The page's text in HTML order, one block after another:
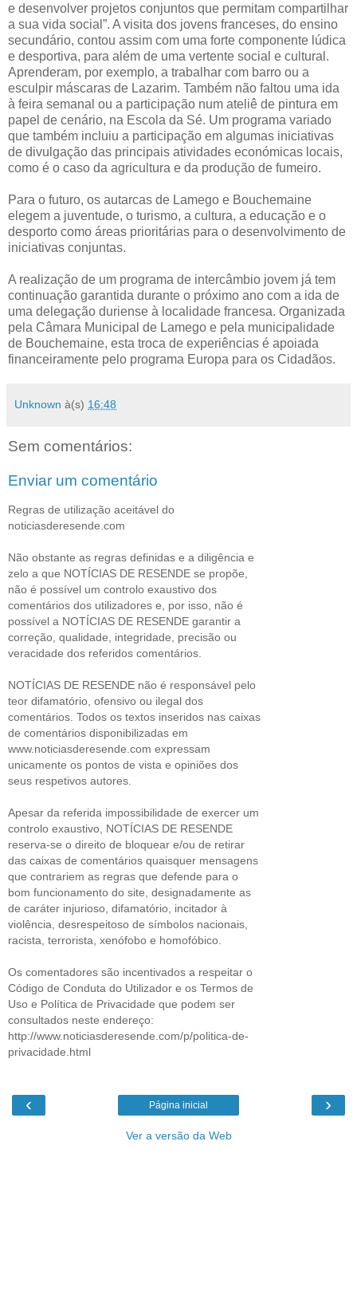
e desenvolver projetos conjuntos que permitam compartilhar
a sua vida social”. A visita dos jovens franceses, do ensino
secundário, contou assim com uma forte componente lúdica
e desportiva, para além de uma vertente social e cultural.
Aprenderam, por exemplo, a trabalhar com barro ou a
esculpir máscaras de Lazarim. Também não faltou uma ida
à feira semanal ou a participação num ateliê de pintura em
papel de cenário, na Escola da Sé. Um programa variado
que também incluiu a participação em algumas iniciativas
de divulgação das principais atividades económicas locais,
como é o caso da agricultura e da produção de fumeiro.
Para o futuro, os autarcas de Lamego e Bouchemaine
elegem a juventude, o turismo, a cultura, a educação e o
desporto como áreas prioritárias para o desenvolvimento de
iniciativas conjuntas.
A realização de um programa de intercâmbio jovem já tem
continuação garantida durante o próximo ano com a ida de
uma delegação duriense à localidade francesa. Organizada
pela Câmara Municipal de Lamego e pela municipalidade
de Bouchemaine, esta troca de experiências é apoiada
financeiramente pelo programa Europa para os Cidadãos.
Unknown à(s) 16:48
Sem comentários:
Enviar um comentário
Regras de utilização aceitável do
noticiasderesende.com
Não obstante as regras definidas e a diligência e
zelo a que NOTÍCIAS DE RESENDE se propõe,
não é possível um controlo exaustivo dos
comentários dos utilizadores e, por isso, não é
possível a NOTÍCIAS DE RESENDE garantir a
correção, qualidade, integridade, precisão ou
veracidade dos referidos comentários.
NOTÍCIAS DE RESENDE não é responsável pelo
teor difamatório, ofensivo ou ilegal dos
comentários. Todos os textos inseridos nas caixas
de comentários disponibilizadas em
www.noticiasderesende.com expressam
unicamente os pontos de vista e opiniões dos
seus respetivos autores.
Apesar da referida impossibilidade de exercer um
controlo exaustivo, NOTÍCIAS DE RESENDE
reserva-se o direito de bloquear e/ou de retirar
das caixas de comentários quaisquer mensagens
que contrariem as regras que defende para o
bom funcionamento do site, designadamente as
de caráter injurioso, difamatório, incitador à
violência, desrespeitoso de símbolos nacionais,
racista, terrorista, xenófobo e homofóbico.
Os comentadores são incentivados a respeitar o
Código de Conduta do Utilizador e os Termos de
Uso e Política de Privacidade que podem ser
consultados neste endereço:
http://www.noticiasderesende.com/p/politica-de-
privacidade.html
‹ ›
Página inicial
Ver a versão da Web